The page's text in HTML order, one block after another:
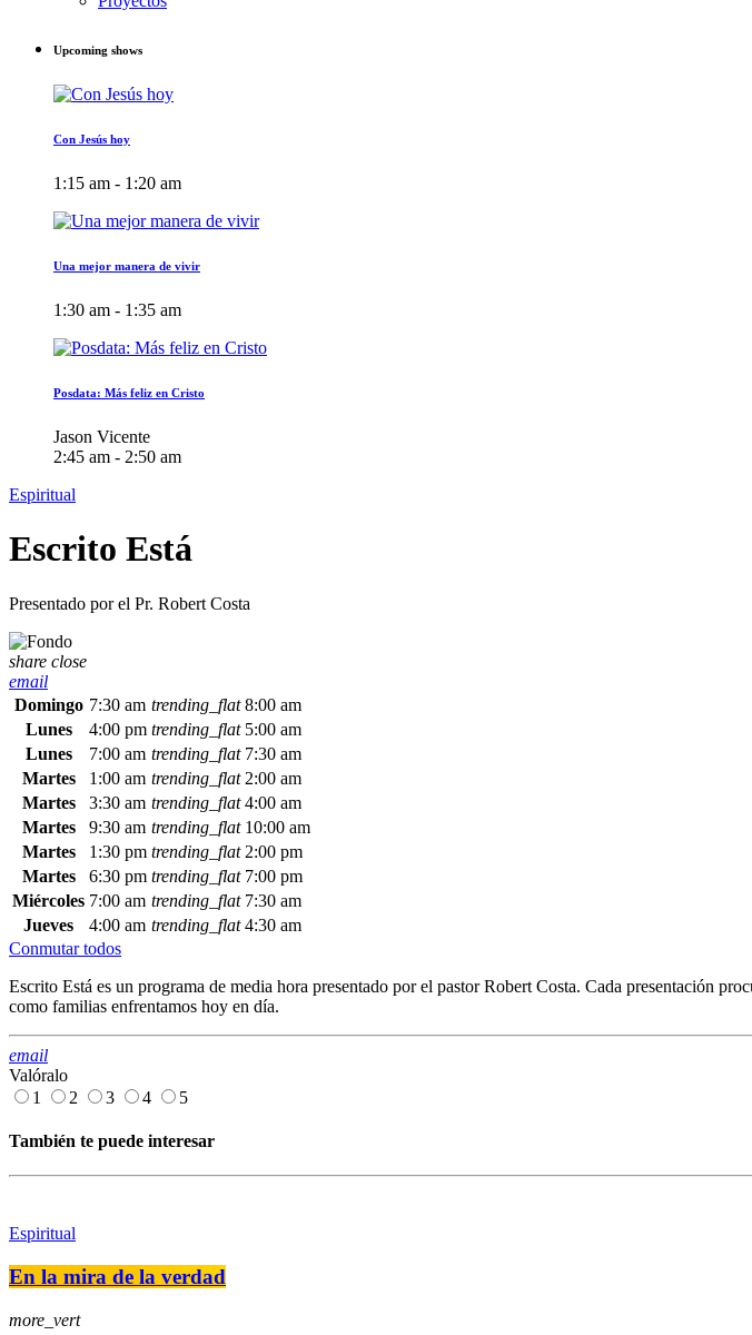
Upcoming shows
Con Jesús hoy
1:15 am - 1:20 am
Una mejor manera de vivir
1:30 am - 1:35 am
Posdata: Más feliz en Cristo
Jason Vicente
2:45 am - 2:50 am
Espiritual
Escrito Está
Presentado por el Pr. Robert Costa
share close
email
Domingo 7:30 am trending_flat 8:00 am
Lunes
4:00 pm trending_flat 5:00 am
Lunes
7:00 am trending_flat 7:30 am
Martes
1:00 am trending_flat 2:00 am
Martes
3:30 am trending_flat 4:00 am
Martes
9:30 am trending_flat 10:00 am
Martes
1:30 pm trending_flat 2:00 pm
Martes
6:30 pm trending_flat 7:00 pm
Miércoles 7:00 am trending_flat 7:30 am
Jueves
4:00 am trending_flat 4:30 am
Conmutar todos
Escrito Está es un programa de media hora presentado por el pastor Robert Costa. Cada presentación
como familias enfrentamos hoy en día.
email
Valóralo
1
2 3 4 5
También te puede interesar
Espiritual
En la mira de la verdad
more_vert